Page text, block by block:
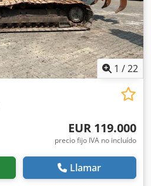
1 /22
EUR 119.000
precio fijo IVA no incluído
Llamar